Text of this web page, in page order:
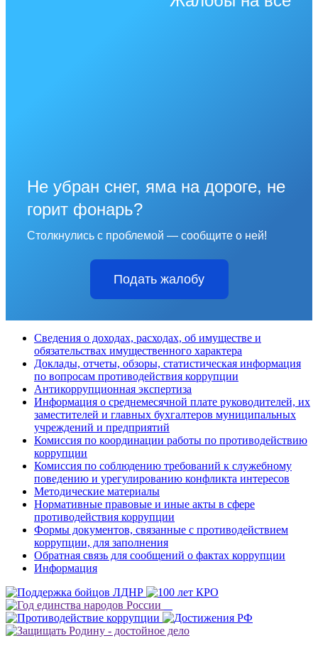
Не убран снег, яма на дороге, не
горит фонарь?
Столкнулись с проблемой — сообщите о ней!
Подать жалобу
Сведения о доходах, расходах, об имуществе и
обязательствах имущественного характера
Доклады, отчеты, обзоры, статистическая информация
по вопросам противодействия коррупции
Антикоррупционная экспертиза
Информация о среднемесячной плате руководителей, их
заместителей и главных бухгалтеров муниципальных
учреждений и предприятий
Комиссия по координации работы по противодействию
коррупции
Комиссия по соблюдению требований к служебному
поведению и урегулированию конфликта интересов
Методические материалы
Нормативные правовые и иные акты в сфере
противодействия коррупции
Формы документов, связанные с противодействием
коррупции, для заполнения
Обратная связь для сообщений о фактах коррупции
Информация